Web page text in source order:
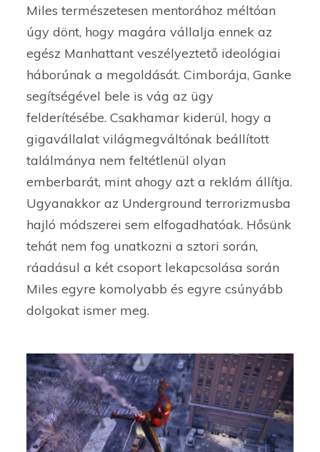
Miles természetesen mentorához méltóan
úgy dönt, hogy magára vállalja ennek az
egész Manhattant veszélyeztető ideológiai
háborúnak a megoldását. Cimborája, Ganke
segítségével bele is vág az ügy
felderítésébe. Csakhamar kiderül, hogy a
gigavállalat világmegváltónak beállított
találmánya nem feltétlenül olyan
emberbarát, mint ahogy azt a reklám állítja.
Ugyanakkor az Underground terrorizmusba
hajló módszerei sem elfogadhatóak. Hősünk
tehát nem fog unatkozni a sztori során,
ráadásul a két csoport lekapcsolása során
Miles egyre komolyabb és egyre csúnyább
dolgokat ismer meg.